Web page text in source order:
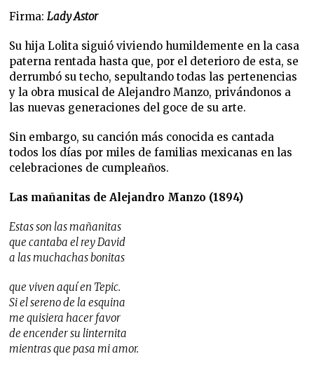
Firma:Lady Astor
Su hija Lolita siguió viviendo humildemente en la casa
paterna rentada hasta que, por el deterioro de esta, se
derrumbó su techo, sepultando todas las pertenencias
y la obra musical de Alejandro Manzo, privándonos a
las nuevas generaciones del goce de su arte.
Sin embargo, su canción más conocida es cantada
todos los días por miles de familias mexicanas en las
celebraciones de cumpleaños.
Las mañanitas de Alejandro Manzo (1894)
Estas son las mañanitas
que cantaba el rey David
a las muchachas bonitas
que viven aquí en Tepic.
Si el sereno de la esquina
me quisiera hacer favor
de encender su linternita
mientras que pasa mi amor.